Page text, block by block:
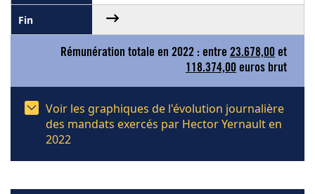
Rémunération totale en 2022 : entre 23.678,00 et
118.374,00 euros brut
Voir les graphiques de l'évolution journalière
des mandats exercés par Hector Yernault en
2022